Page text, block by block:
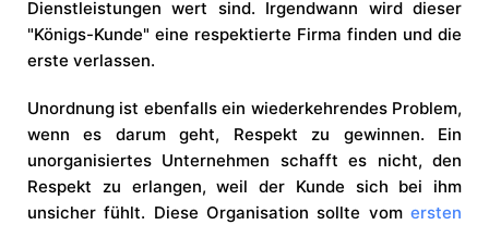
Dienstleistungen wert sind. Irgendwann wird dieser
"Königs-Kunde" eine respektierte Firma finden und die
erste verlassen.
Unordnung ist ebenfalls ein wiederkehrendes Problem,
wenn es darum geht, Respekt zu gewinnen. Ein
unorganisiertes Unternehmen schafft es nicht, den
Respekt zu erlangen, weil der Kunde sich bei ihm
unsicher fühlt. Diese Organisation sollte vom ersten